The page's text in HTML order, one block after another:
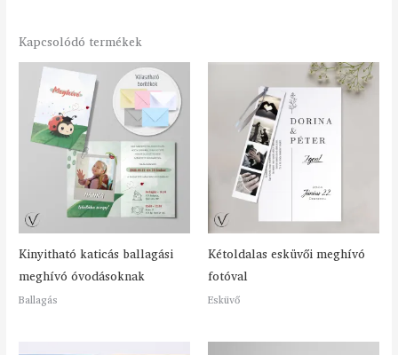
Kapcsolódó termékek
Kinyitható katicás ballagási
meghívó óvodásoknak
Ballagás
Kétoldalas esküvői meghívó
fotóval
Esküvő